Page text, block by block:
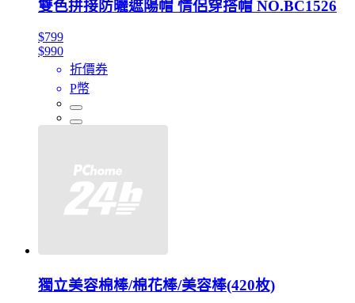
雙色拼接防曬遮陽帽 情侶穿搭帽 NO.BC1526
$799
$990
折價券
P幣
獨立美容棉棒/棉花棒/美容棒(420枚)